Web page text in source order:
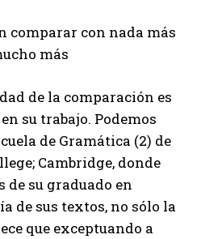
comparar con nada más
más
de la comparación es
su trabajo. Podemos
de Gramática (2) de
Cambridge, donde
de su graduado en
de sus textos, no sólo la
que exceptuando a